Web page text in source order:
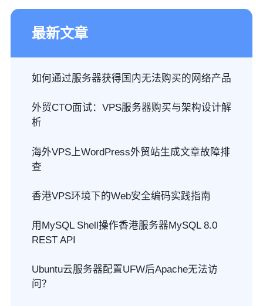
最新文章
如何通过服务器获得国内无法购买的网络产品
外贸CTO面试：VPS服务器购买与架构设计解
析
海外VPS上WordPress外贸站生成文章故障排
查
香港VPS环境下的Web安全编码实践指南
用MySQL Shell操作香港服务器MySQL 8.0
REST API
Ubuntu云服务器配置UFW后Apache无法访
问？